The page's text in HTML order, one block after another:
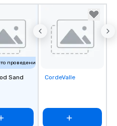
проведения
Sand
Removed from
CordeValle